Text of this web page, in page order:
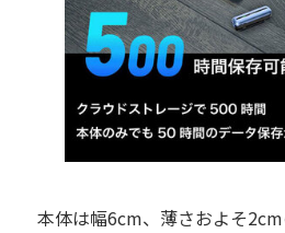
本体は幅6cm、薄さおよそ